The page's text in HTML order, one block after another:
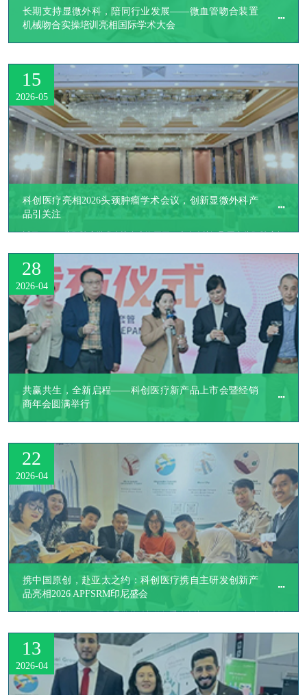
长期支持显微外科，陪同行业发展——微血管吻合装置
机械吻合实操培训亮相国际学术大会
科创医疗亮相2026头颈肿瘤学术会议，创新显微外科产
品引关注
​近日，2026头颈肿瘤学术会议在上海召开。本次会议汇聚国内头颈肿瘤领
入交流。
15
2026-05
共赢共生，全新启程——科创医疗新产品上市会暨经销
商年会圆满举行
28
2026-04
携中国原创，赴亚太之约：科创医疗携自主研发创新产
品亮相2026 APFSRM印尼盛会
​在刚刚闭幕的2026年亚太显微外科与修复重建会议（APFSRM）上，科创
相。公司不仅设立了专题展位，更成功举办了一场别开生面的“微血管吻
合装置操作工作坊”。
22
2026-04
13
2026-04